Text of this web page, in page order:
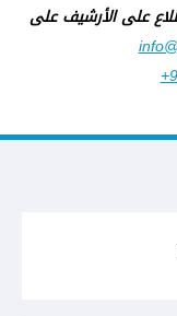
على الأرشيف على